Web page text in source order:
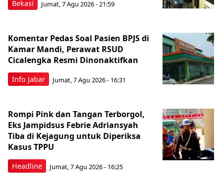
Bekasi Jumat, 7 Agu 2026 - 21:59
Info Jabar
Komentar Pedas Soal Pasien BPJS di
Kamar Mandi, Perawat RSUD
Cicalengka Resmi Dinonaktifkan
Jumat, 7 Agu 2026 - 16:31
Headline
Rompi Pink dan Tangan Terborgol,
Eks Jampidsus Febrie Adriansyah
Tiba di Kejagung untuk Diperiksa
Kasus TPPU
Jumat, 7 Agu 2026 - 16:25